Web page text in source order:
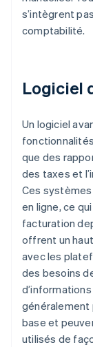
s’intègrent
comptabilité.
Logiciel
Un logiciel
que des
des taxes et
Ces
en ligne, ce
facturation
offrent un
avec les
des besoins
généralement
base et
utilisés de